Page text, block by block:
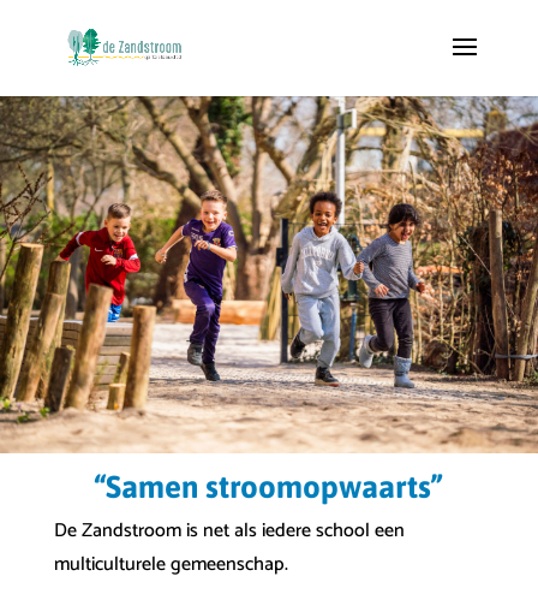
“Samen stroomopwaarts”
De Zandstroom is net als iedere school een
multiculturele gemeenschap.